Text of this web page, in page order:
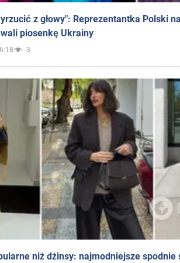
z głowy": Reprezentantka Polski
piosenkę Ukrainy
3
niż dżinsy: najmodniejsze spodnie